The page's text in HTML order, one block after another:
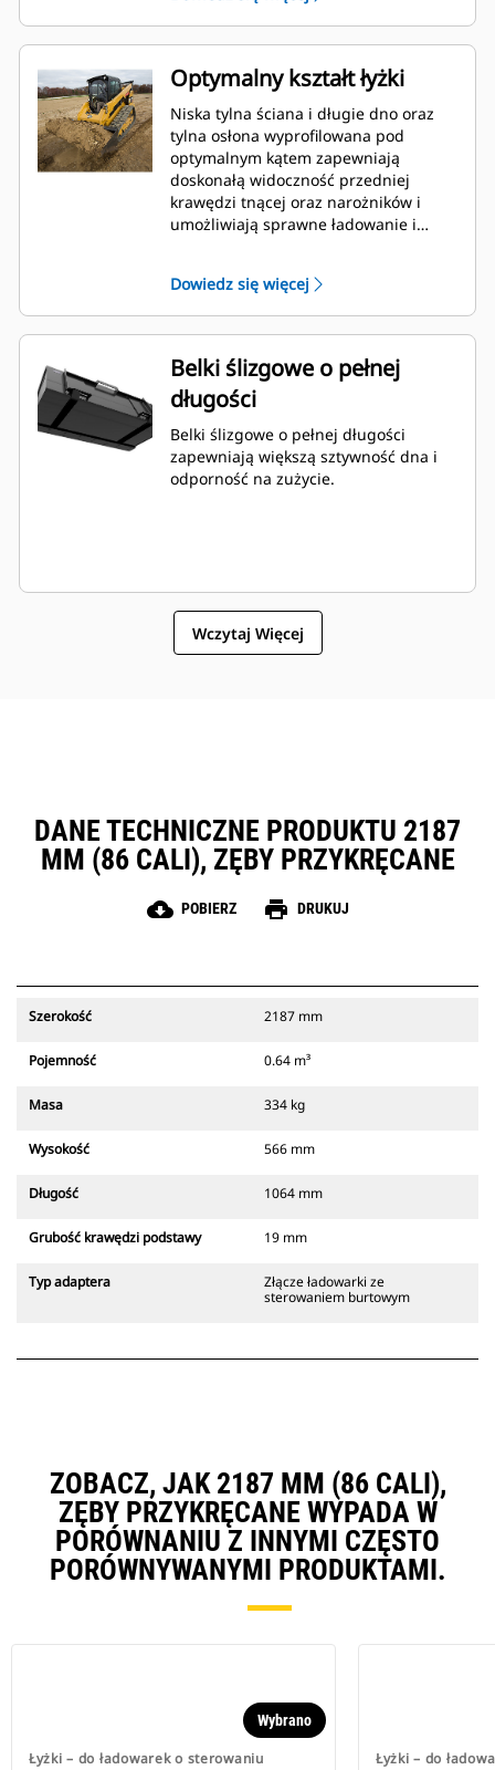
Optymalny kształt łyżki
Niska tylna ściana i długie dno oraz
tylna osłona wyprofilowana pod
optymalnym kątem zapewniają
doskonałą widoczność przedniej
krawędzi tnącej oraz narożników i
umożliwiają sprawne ładowanie i
Dowiedz się więcej
Belki ślizgowe o pełnej
długości
Belki ślizgowe o pełnej długości
zapewniają większą sztywność dna i
odporność na zużycie.
Wczytaj Więcej
DANE TECHNICZNE PRODUKTU 2187
MM (86 CALI), ZĘBY PRZYKRĘCANE
cloud_download POBIERZ print DRUKUJ
Szerokość 2187 mm
Pojemność 0.64 m³
Masa 334 kg
Wysokość 566 mm
Długość 1064 mm
Grubość krawędzi podstawy 19 mm
Typ adaptera
Złącze ładowarki ze
sterowaniem burtowym
ZOBACZ, JAK 2187 MM (86 CALI),
ZĘBY PRZYKRĘCANE WYPADA W
PORÓWNANIU Z INNYMI CZĘSTO
PORÓWNYWANYMI PRODUKTAMI.
Łyżki – do ładowarek o sterowaniu
Wybrano
Łyżki – do